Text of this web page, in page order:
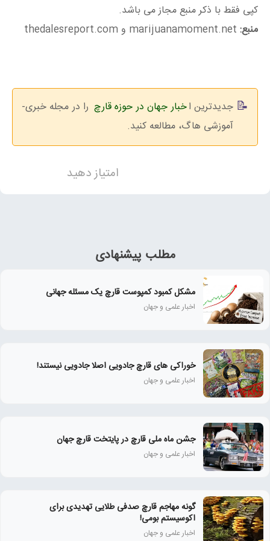
کپی فقط با ذکر منبع مجاز می باشد.
منبع:
جدیدترین اخبار جهان در حوزه قارچ‌ را در مجله خبری-
آموزشی هاگ، مطالعه کنید.
امتیاز دهید
مطلب پیشنهادی
مشکل کمبود کمپوست قارچ یک مسئله جهانی
اخبار علمی و جهان
خوراکی های قارچ جادویی اصلا جادویی نیستند!
اخبار علمی و جهان
جشن ماه ملی قارچ در پایتخت قارچ جهان
اخبار علمی و جهان
گونه مهاجم قارچ صدفی طلایی تهدیدی برای
اکوسیستم بومی!
اخبار علمی و جهان